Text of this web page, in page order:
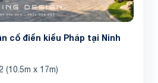
cổ điển kiểu Pháp tại Ninh
(10.5m x 17m)